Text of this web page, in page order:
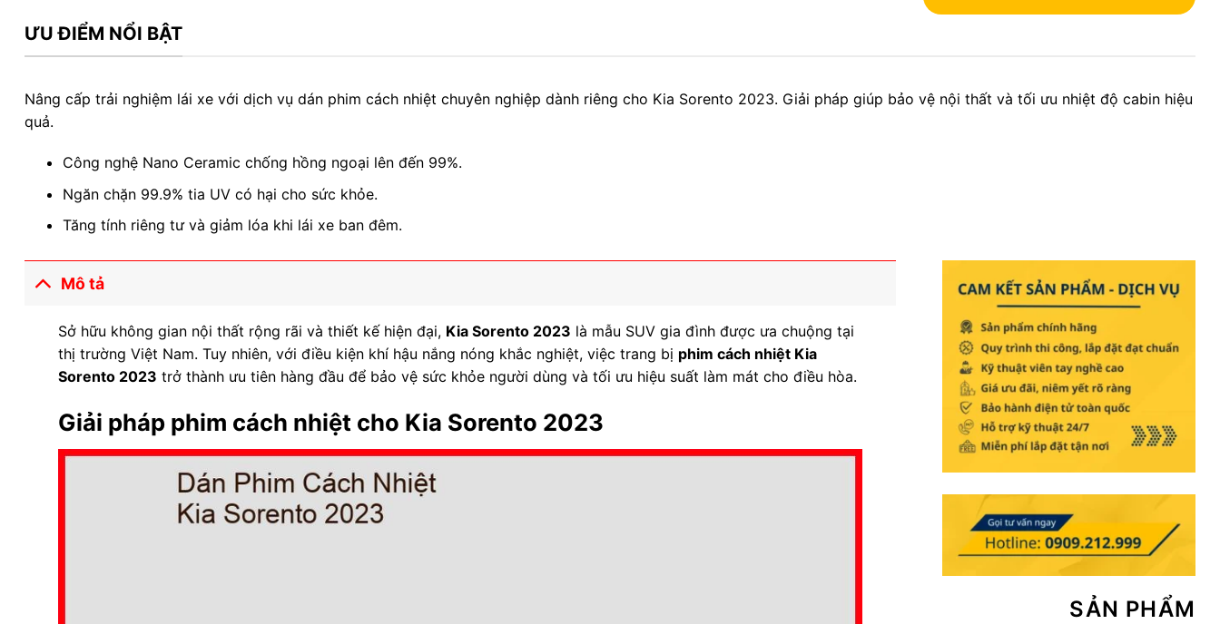
ƯU ĐIỂM NỔI BẬT
Nâng cấp trải nghiệm lái xe với dịch vụ dán phim cách nhiệt chuyên nghiệp dành riêng cho Kia Sorento 2023. Giải pháp giúp bảo vệ nội thất và tối ưu nhiệt độ cabin hiệu
quả.
Công nghệ Nano Ceramic chống hồng ngoại lên đến 99%.
Ngăn chặn 99.9% tia UV có hại cho sức khỏe.
Tăng tính riêng tư và giảm lóa khi lái xe ban đêm.
Mô tả
Sở hữu không gian nội thất rộng rãi và thiết kế hiện đại, Kia Sorento 2023 là mẫu SUV gia đình được ưa chuộng tại
thị trường Việt Nam. Tuy nhiên, với điều kiện khí hậu nắng nóng khắc nghiệt, việc trang bị phim cách nhiệt Kia
Sorento 2023 trở thành ưu tiên hàng đầu để bảo vệ sức khỏe người dùng và tối ưu hiệu suất làm mát cho điều hòa.
Giải pháp phim cách nhiệt cho Kia Sorento 2023
SẢN PHẨM